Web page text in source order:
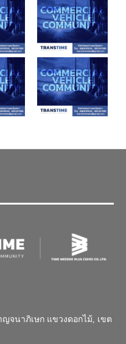
จนาภิเษก แขวงดอกไม้, เขต